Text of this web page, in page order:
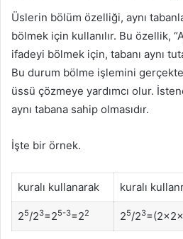
Üslerin bölüm özelliği, aynı
bölmek için kullanılır. Bu özellik,
ifadeyi bölmek için, tabanı aynı
Bu durum bölme işlemini
üssü çözmeye yardımcı olur.
aynı tabana sahip olmasıdır.
İşte bir örnek.
kuralı kullanarak kuralı
25/23=25-3=22 25/23